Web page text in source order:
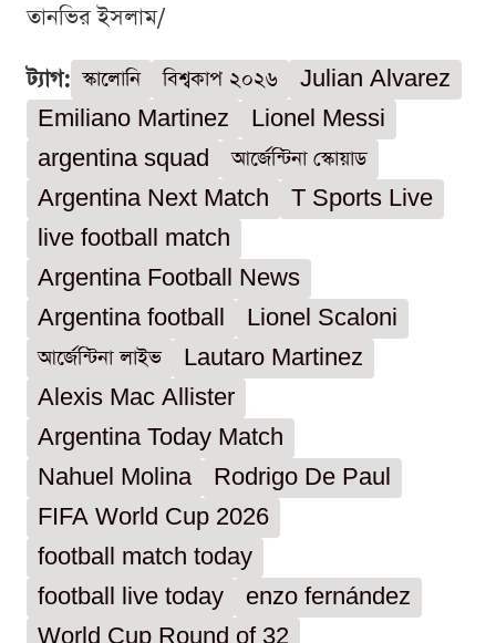
তানভির ইসলাম/
ট্যাগ: স্কালোনি বিশ্বকাপ ২০২৬
Julian Alvarez
Emiliano Martinez
Lionel Messi
argentina squad
আর্জেন্টিনা স্কোয়াড
Argentina Next Match
T Sports Live
live football match
Argentina Football News
Argentina football
Lionel Scaloni
আর্জেন্টিনা লাইভ
Lautaro Martinez
Alexis Mac Allister
Argentina Today Match
Nahuel Molina
Rodrigo De Paul
FIFA World Cup 2026
football match today
football live today
enzo fernández
World Cup Round of 32